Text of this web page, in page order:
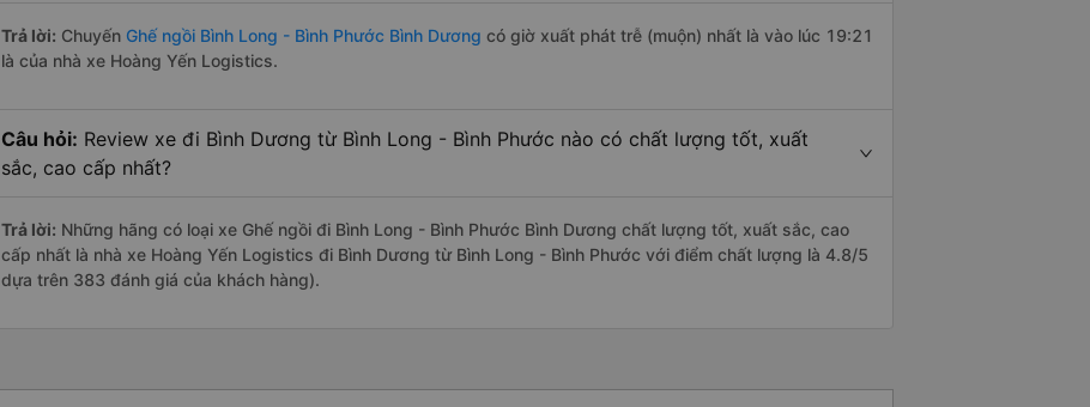
Trả lời: Chuyến Ghế ngồi Bình Long - Bình Phước Bình Dương có giờ xuất phát trễ (muộn) nhất là vào lúc 19:21
là của nhà xe Hoàng Yến Logistics.
Câu hỏi: Review xe đi Bình Dương từ Bình Long - Bình Phước nào có chất lượng tốt, xuất
sắc, cao cấp nhất?
Trả lời: Những hãng có loại xe Ghế ngồi đi Bình Long - Bình Phước Bình Dương chất lượng tốt, xuất sắc, cao
cấp nhất là nhà xe Hoàng Yến Logistics đi Bình Dương từ Bình Long - Bình Phước với điểm chất lượng là 4.8/5
dựa trên 383 đánh giá của khách hàng).